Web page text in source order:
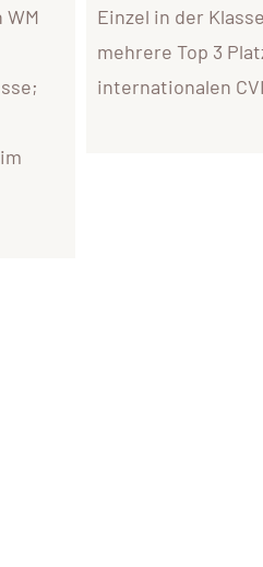
Einzel in der
mehrere Top 3
internationalen